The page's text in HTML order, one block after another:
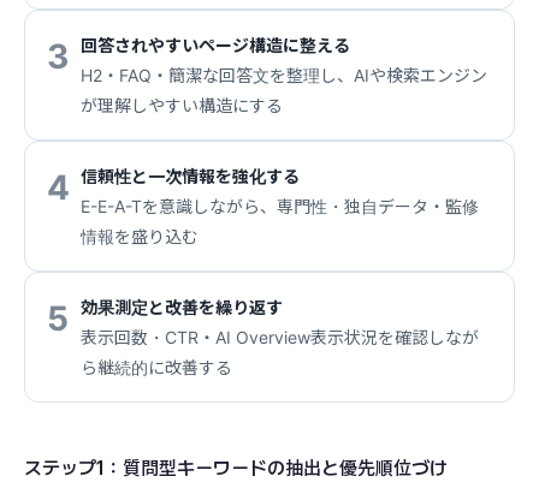
3
回答されやすいページ構造に整える
H2・FAQ・簡潔な回答文を整理し、AIや検索エンジン
が理解しやすい構造にする
4 信頼性と一次情報を強化する
E-E-A-Tを意識しながら、専門性・独自データ・監修
情報を盛り込む
5
効果測定と改善を繰り返す
表示回数・CTR・AI Overview表示状況を確認しなが
ら継続的に改善する
ステップ1：質問型キーワードの抽出と優先順位づけ